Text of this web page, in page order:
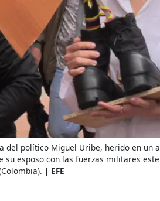
del político Miguel Uribe, herido en un
esposo con las fuerzas militares
EFE
El director
plan para